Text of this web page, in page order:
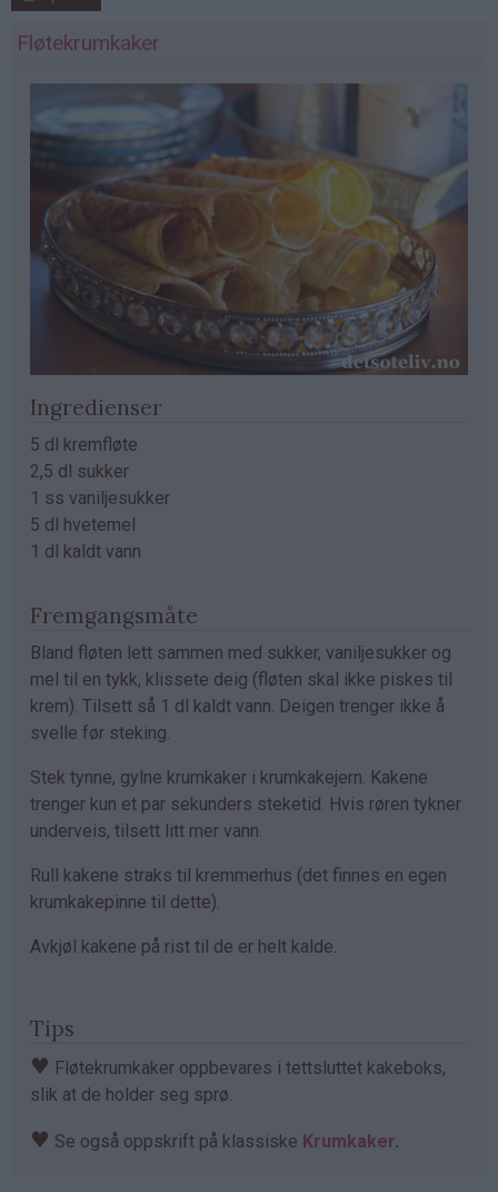
Fløtekrumkaker
Ingredienser
5 dl kremfløte
2,5 dl sukker
1 ss vaniljesukker
5 dl hvetemel
1 dl kaldt vann
Fremgangsmåte
Bland fløten lett sammen med sukker, vaniljesukker og
mel til en tykk, klissete deig (fløten skal ikke piskes til
krem). Tilsett så 1 dl kaldt vann. Deigen trenger ikke å
svelle før steking.
Stek tynne, gylne krumkaker i krumkakejern. Kakene
trenger kun et par sekunders steketid. Hvis røren tykner
underveis, tilsett litt mer vann.
Rull kakene straks til kremmerhus (det finnes en egen
krumkakepinne til dette).
Avkjøl kakene på rist til de er helt kalde.
Tips
♥ Fløtekrumkaker oppbevares i tettsluttet kakeboks,
slik at de holder seg sprø.
♥ Se også oppskrift på klassiske Krumkaker.